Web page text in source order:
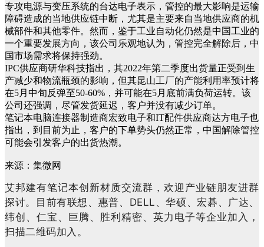
专攻电源与变压系统的台达电子表示，管控的最大影响是运输
障碍造成的当地供应链中断，尤其是主要来自当地供应商的机
械部件和其他零件。然而，鉴于工业自动化仍然是中国工业的
一个重要发展方向，该公司乐观地认为，管控完全解除后，中
国市场需求将保持强劲。
IPC供应商研华科技指出，其2022年第二季度出货量正受到生
产减少和物流瓶颈的影响，但其昆山工厂的产能利用率预计将
在5月中旬反弹至50-60%，并可能在5月底前满负荷运转。该
公司还强调，尽管发货延迟，客户并没有减少订单。
笔记本电脑连接器制造商宏致电子和IT配件供应商达方电子也
指出，到目前为止，客户的下单势头仍然正常，中国解除管控
可能会引发客户的出货热潮。
​来源：集微网
艾邦建有笔记本创新材质交流群，欢迎产业链朋友进群
探讨。目前有联想、惠普、DELL、华硕、宏碁、广达、
纬创、仁宝、巨腾、胜利精密、英力电子等企业加入，
扫描二维码加入。